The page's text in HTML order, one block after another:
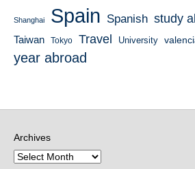
Shanghai Spain Spanish study
Taiwan Tokyo Travel University
year abroad
Archives